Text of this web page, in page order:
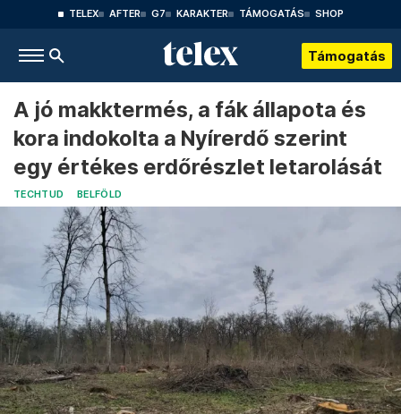
TELEX AFTER G7 KARAKTER TÁMOGATÁS SHOP
Támogatás
A jó makktermés, a fák állapota és
kora indokolta a Nyírerdő szerint
egy értékes erdőrészlet letarolását
TECHTUD BELFÖLD